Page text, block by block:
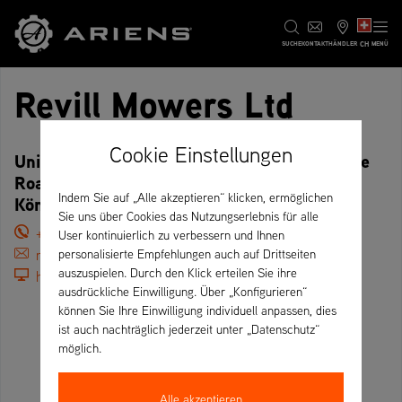
SUCHEKONTAKTHÄNDLER CH MENÜ
Revill Mowers Ltd
Unit 11, Tufthorn Industrial Estate, Stepbridge
Road, GL16 8PJ Coleford – Vereinigtes
Königreich
+44 01594 810746
russell@revillmowers.co.uk
https://www.revillmowers.co.uk
Cookie Einstellungen
Indem Sie auf „Alle akzeptieren“ klicken, ermöglichen
Sie uns über Cookies das Nutzungserlebnis für alle
User kontinuierlich zu verbessern und Ihnen
personalisierte Empfehlungen auch auf Drittseiten
auszuspielen. Durch den Klick erteilen Sie ihre
ausdrückliche Einwilligung. Über „Konfigurieren“
können Sie Ihre Einwilligung individuell anpassen, dies
ist auch nachträglich jederzeit unter „Datenschutz“
möglich.